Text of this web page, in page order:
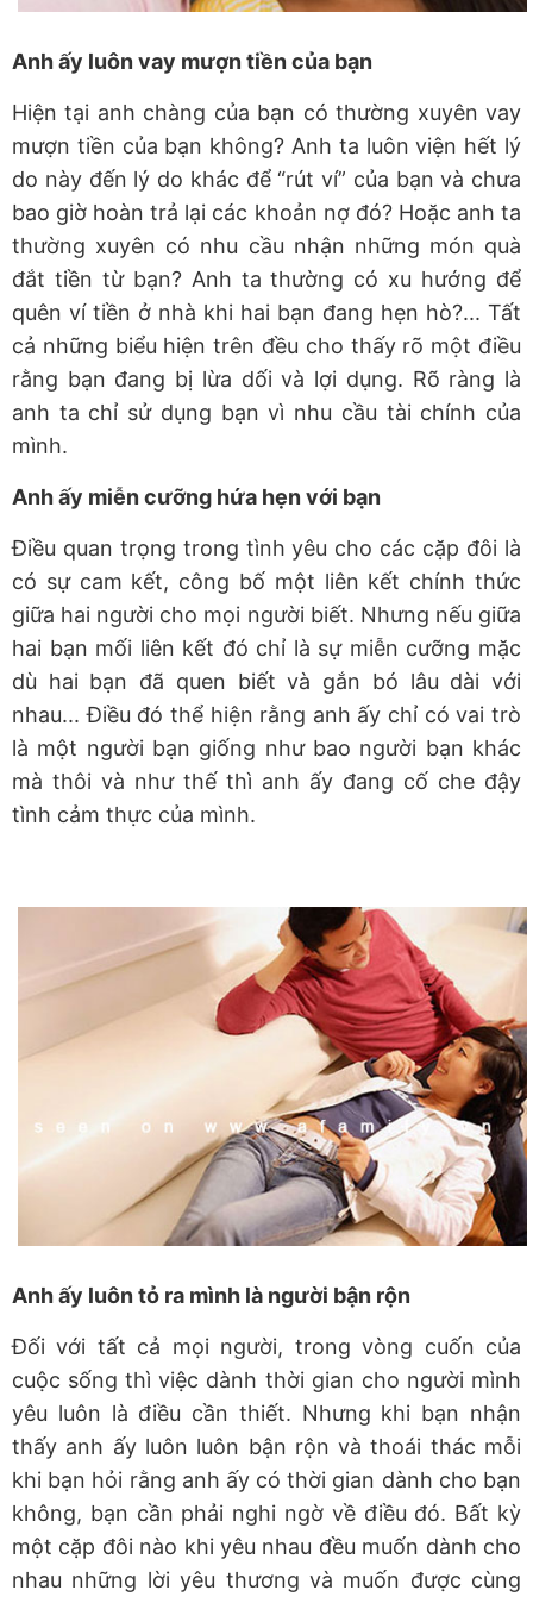
Anh ấy luôn vay mượn tiền của bạn
Hiện tại anh chàng của bạn có thường xuyên vay
mượn tiền của bạn không? Anh ta luôn viện hết lý
do này đến lý do khác để “rút ví” của bạn và chưa
bao giờ hoàn trả lại các khoản nợ đó? Hoặc anh ta
thường xuyên có nhu cầu nhận những món quà
đắt tiền từ bạn? Anh ta thường có xu hướng để
quên ví tiền ở nhà khi hai bạn đang hẹn hò?... Tất
cả những biểu hiện trên đều cho thấy rõ một điều
rằng bạn đang bị lừa dối và lợi dụng. Rõ ràng là
anh ta chỉ sử dụng bạn vì nhu cầu tài chính của
mình.
Anh ấy miễn cưỡng hứa hẹn với bạn
Điều quan trọng trong tình yêu cho các cặp đôi là
có sự cam kết, công bố một liên kết chính thức
giữa hai người cho mọi người biết. Nhưng nếu giữa
hai bạn mối liên kết đó chỉ là sự miễn cưỡng mặc
dù hai bạn đã quen biết và gắn bó lâu dài với
nhau... Điều đó thể hiện rằng anh ấy chỉ có vai trò
là một người bạn giống như bao người bạn khác
mà thôi và như thế thì anh ấy đang cố che đậy
tình cảm thực của mình.
Anh ấy luôn tỏ ra mình là người bận rộn
Đối với tất cả mọi người, trong vòng cuốn của
cuộc sống thì việc dành thời gian cho người mình
yêu luôn là điều cần thiết. Nhưng khi bạn nhận
thấy anh ấy luôn luôn bận rộn và thoái thác mỗi
khi bạn hỏi rằng anh ấy có thời gian dành cho bạn
không, bạn cần phải nghi ngờ về điều đó. Bất kỳ
một cặp đôi nào khi yêu nhau đều muốn dành cho
nhau những lời yêu thương và muốn được cùng